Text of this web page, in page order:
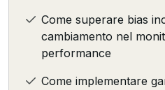
Come superare bias
cambiamento nel
performance
Come implementare